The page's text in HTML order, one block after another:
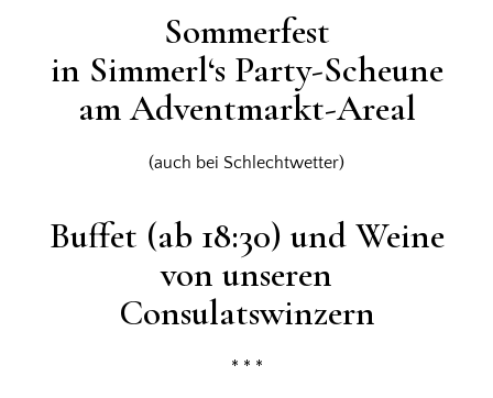
Sommerfest
in Simmerl‘s Party-Scheune
am Adventmarkt-Areal
(auch bei Schlechtwetter)
Buffet (ab 18:30) und Weine
von unseren
Consulatswinzern
* * *